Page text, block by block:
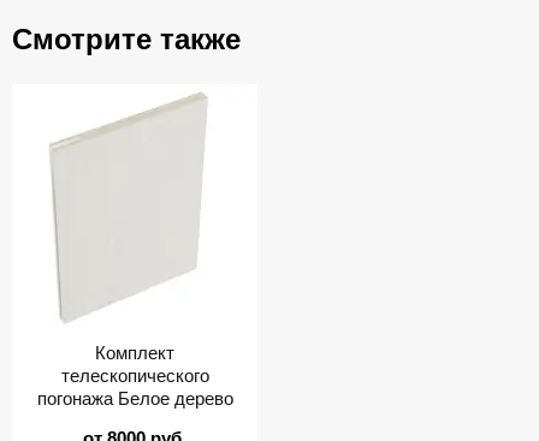
Смотрите также
Комплект
телескопического
погонажа Белое дерево